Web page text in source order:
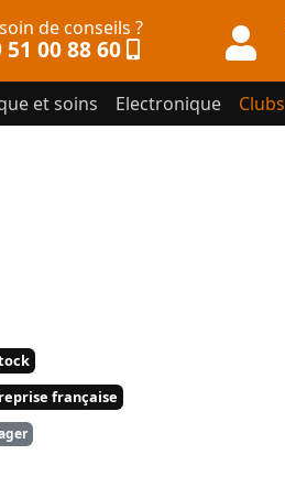
de conseils ?
51 00 88 60
et soins Electronique Clubs
française